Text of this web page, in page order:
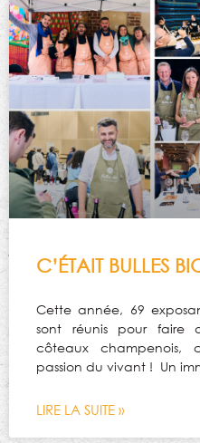
C’ÉTAIT BULLES
Cette année, 69
sont réunis pour faire
côteaux champenois,
passion du vivant ! Un
LIRE LA SUITE »